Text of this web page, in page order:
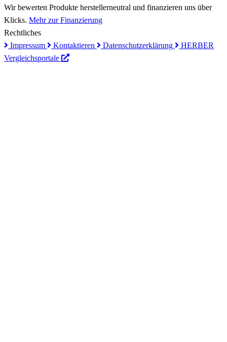
Wir bewerten Produkte herstellerneutral und finanzieren uns über
Klicks. Mehr zur Finanzierung
Rechtliches
Impressum
Kontaktieren Datenschutzerklärung
HERBER
Vergleichsportale